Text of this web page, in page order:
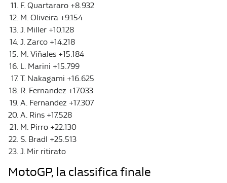
F. Quartararo +8.932
M. Oliveira +9.154
J. Miller +10.128
J. Zarco +14.218
M. Viñales +15.184
L. Marini +15.799
T. Nakagami +16.625
R. Fernandez +17.033
A. Fernandez +17.307
A. Rins +17.528
M. Pirro +22.130
S. Bradl +25.513
J. Mir ritirato
MotoGP, la classifica finale